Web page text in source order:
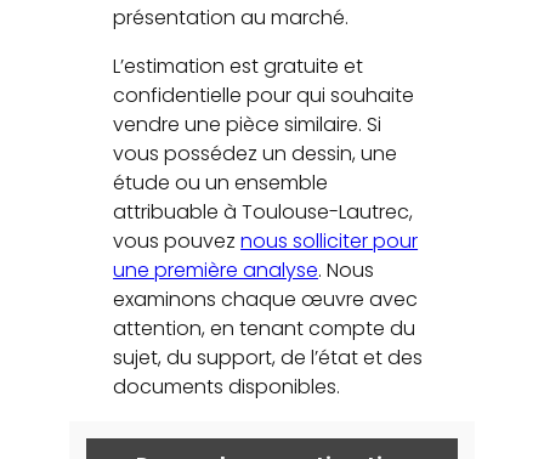
présentation au marché.
L’estimation est gratuite et
confidentielle pour qui souhaite
vendre une pièce similaire. Si
vous possédez un dessin, une
étude ou un ensemble
attribuable à Toulouse-Lautrec,
vous pouveznous solliciter pour
une première analyse. Nous
examinons chaque œuvre avec
attention, en tenant compte du
sujet, du support, de l’état et des
documents disponibles.